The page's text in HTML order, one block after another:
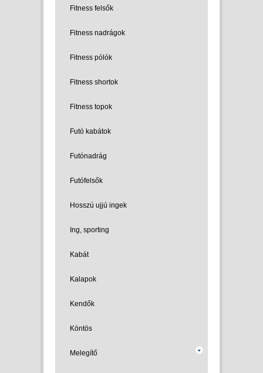
Fitness felsők
Fitness nadrágok
Fitness pólók
Fitness shortok
Fitness topok
Futó kabátok
Futónadrág
Futófelsők
Hosszú ujjú ingek
Ing, sporting
Kabát
Kalapok
Kendők
Köntös
Melegítő